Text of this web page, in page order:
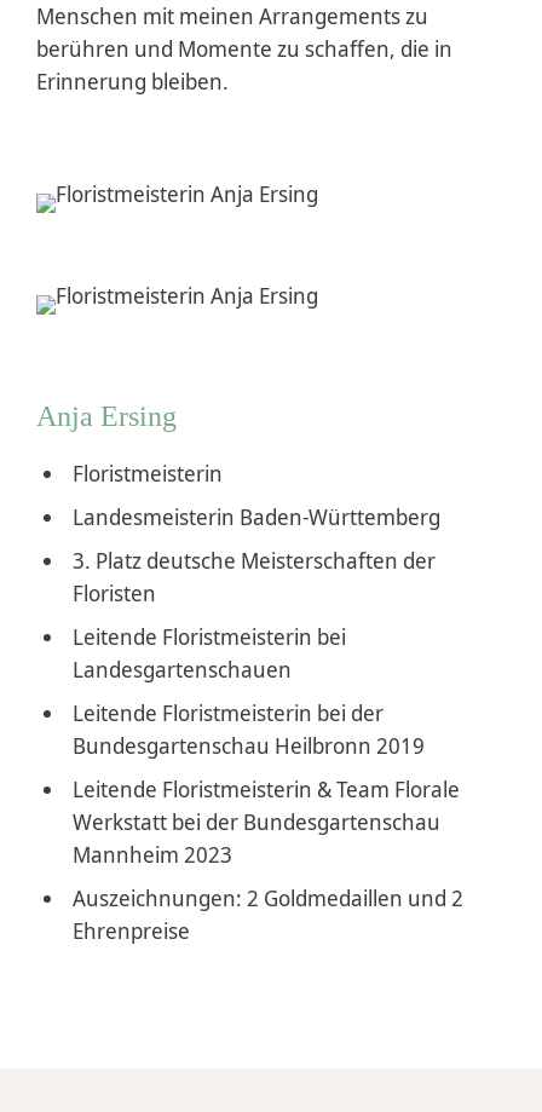
Menschen mit meinen Arrange­ments zu
berühren und Momente zu schaffen, die in
Erinnerung bleiben.
Anja Ersing
Floristmeisterin
Landesmeisterin Baden-Württemberg
3. Platz deutsche Meisterschaften der
Floristen
Leitende Floristmeisterin bei
Landesgartenschauen
Leitende Floristmeisterin bei der
Bundesgartenschau Heilbronn 2019
Leitende Floristmeisterin & Team Florale
Werkstatt bei der Bundesgartenschau
Mannheim 2023
Auszeichnungen: 2 Goldmedaillen und 2
Ehrenpreise